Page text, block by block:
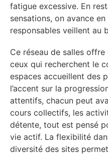
fatigue excessive. En
sensations, on avance
responsables veillent au
Ce réseau de salles
ceux qui recherchent le
espaces accueillent des
l’accent sur la
attentifs, chacun peut
cours collectifs, les
détente, tout est pensé
vie actif. La flexibilité
diversité des sites